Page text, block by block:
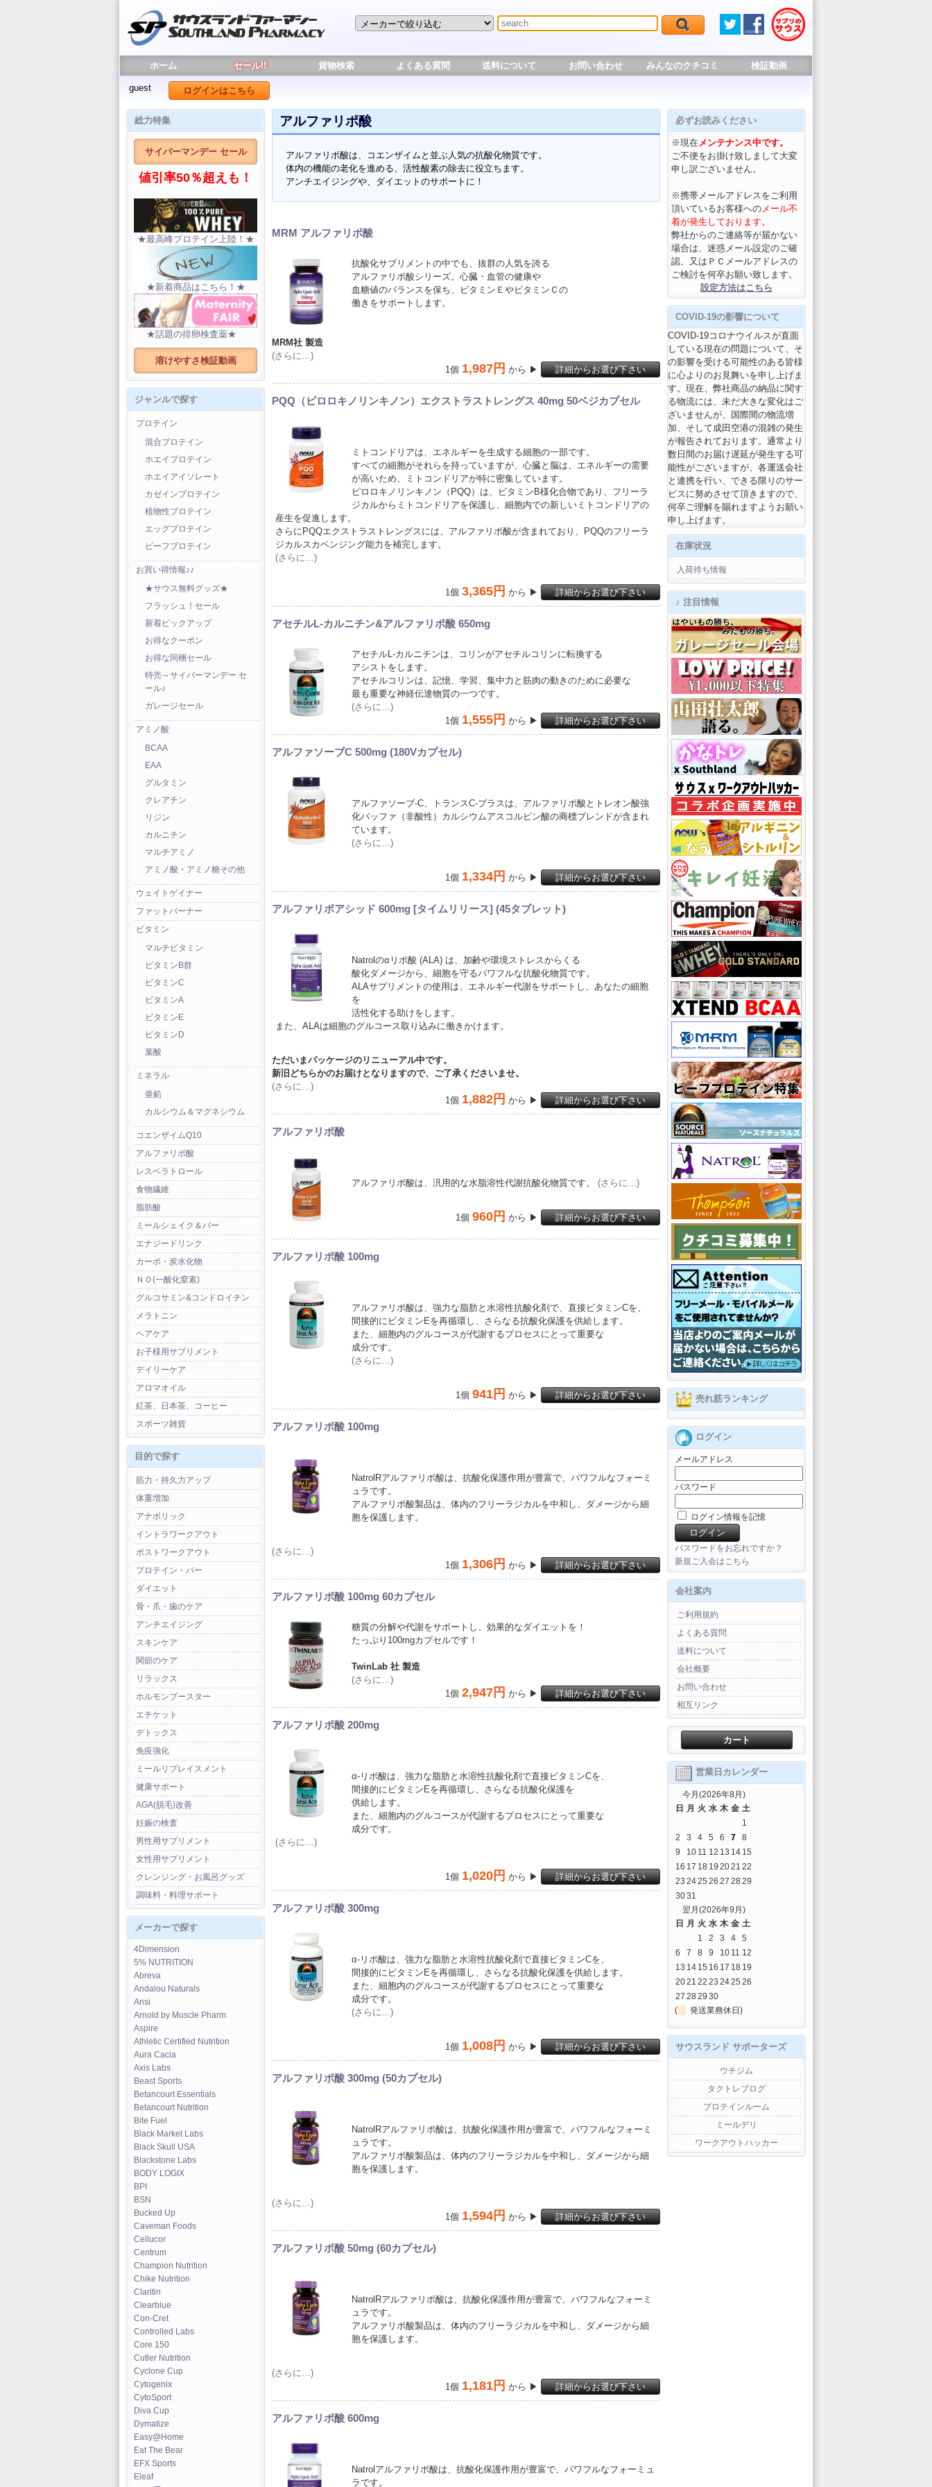
ホーム セール!! 貨物検索 よくある質問 送料について お問い合わせ みんなのクチコミ 検証動画
guest ログインはこちら
総力特集
サイバーマンデー セール
値引率50％超えも！
★最高峰プロテイン上陸！★
★新着商品はこちら！★
★話題の排卵検査薬★
溶けやすさ検証動画
ジャンルで探す
プロテイン
混合プロテイン
ホエイプロテイン
ホエイアイソレート
カゼインプロテイン
植物性プロテイン
エッグプロテイン
ビーフプロテイン
お買い得情報♪♪
★サウス無料グッズ★
フラッシュ！セール
新着ピックアップ
お得なクーポン
お得な同梱セール
特売～サイバーマンデー セ
ール♪
ガレージセール
アミノ酸
BCAA
EAA
グルタミン
クレアチン
リジン
カルニチン
マルチアミノ
アミノ酸・アミノ糖その他
ウェイトゲイナー
ファットバーナー
ビタミン
マルチビタミン
ビタミンB群
ビタミンC
ビタミンA
ビタミンE
ビタミンD
葉酸
ミネラル
亜鉛
カルシウム＆マグネシウム
コエンザイムQ10
アルファリポ酸
レスベラトロール
食物繊維
脂肪酸
ミールシェイク＆バー
エナジードリンク
カーボ・炭水化物
ＮＯ(一酸化窒素)
グルコサミン&コンドロイチン
メラトニン
ヘアケア
お子様用サプリメント
デイリーケア
アロマオイル
紅茶、日本茶、コーヒー
スポーツ雑貨
目的で探す
筋力・持久力アップ
体重増加
アナボリック
イントラワークアウト
ポストワークアウト
プロテイン・バー
ダイエット
骨・爪・歯のケア
アンチエイジング
スキンケア
関節のケア
リラックス
ホルモンブースター
エチケット
デトックス
免疫強化
ミールリプレイスメント
健康サポート
AGA(脱毛)改善
妊娠の検査
男性用サプリメント
女性用サプリメント
クレンジング・お風呂グッズ
調味料・料理サポート
メーカーで探す
4Dimension
5% NUTRITION
Abreva
Andalou Naturals
Ansi
Arnold by Muscle Pharm
Aspire
Athletic Certified Nutrition
Aura Cacia
Axis Labs
Beast Sports
Betancourt Essentials
Betancourt Nutrition
Bite Fuel
Black Market Labs
Black Skull USA
Blackstone Labs
BODY LOGIX
BPI
BSN
Bucked Up
Caveman Foods
Cellucor
Centrum
Champion Nutrition
Chike Nutrition
Claritin
Clearblue
Con-Cret
Controlled Labs
Core 150
Cutler Nutrition
Cyclone Cup
Cytogenix
CytoSport
Diva Cup
Dymatize
Easy@Home
Eat The Bear
EFX Sports
Eleaf
アルファリポ酸
アルファリポ酸は、コエンザイムと並ぶ人気の抗酸化物質です。
体内の機能の老化を進める、活性酸素の除去に役立ちます。
アンチエイジングや、ダイエットのサポートに！
MRM アルファリポ酸
抗酸化サプリメントの中でも、抜群の人気を誇る
アルファリポ酸シリーズ。心臓・血管の健康や
血糖値のバランスを保ち、ビタミンＥやビタミンＣの
働きをサポートします。
MRM社 製造
(さらに…)
1個 1,987円 から ▶ 詳細からお選び下さい
PQQ（ピロロキノリンキノン）エクストラストレングス 40mg 50ベジカプセル
ミトコンドリアは、エネルギーを生成する細胞の一部です。
すべての細胞がそれらを持っていますが、心臓と脳は、エネルギーの需要
が高いため、ミトコンドリアが特に密集しています。
ピロロキノリンキノン（PQQ）は、ビタミンB様化合物であり、フリーラ
ジカルからミトコンドリアを保護し、細胞内での新しいミトコンドリアの
産生を促進します。
さらにPQQエクストラストレングスには、アルファリポ酸が含まれており、PQQのフリーラ
ジカルスカベンジング能力を補完します。
(さらに…)
1個 3,365円 から ▶ 詳細からお選び下さい
アセチルL-カルニチン&アルファリポ酸 650mg
アセチルL-カルニチンは、コリンがアセチルコリンに転換する
アシストをします。
アセチルコリンは、記憶、学習、集中力と筋肉の動きのために必要な
最も重要な神経伝達物質の一つです。
(さらに…)
1個 1,555円 から ▶ 詳細からお選び下さい
アルファソーブC 500mg (180Vカプセル)
アルファソーブ-C、トランスC-プラスは、アルファリポ酸とトレオン酸強
化バッファ（非酸性）カルシウムアスコルビン酸の商標ブレンドが含まれ
ています。
(さらに…)
1個 1,334円 から ▶ 詳細からお選び下さい
アルファリポアシッド 600mg [タイムリリース] (45タブレット)
Natrolのαリポ酸 (ALA) は、加齢や環境ストレスからくる
酸化ダメージから、細胞を守るパワフルな抗酸化物質です。
ALAサプリメントの使用は、エネルギー代謝をサポートし、あなたの細胞
を
活性化する助けをします。
また、ALAは細胞のグルコース取り込みに働きかけます。
ただいまパッケージのリニューアル中です。
新旧どちらかのお届けとなりますので、ご了承くださいませ。
(さらに…)
1個 1,882円 から ▶ 詳細からお選び下さい
アルファリポ酸
アルファリポ酸は、汎用的な水脂溶性代謝抗酸化物質です。 (さらに…)
1個 960円 から ▶ 詳細からお選び下さい
アルファリポ酸 100mg
アルファリポ酸は、強力な脂肪と水溶性抗酸化剤で、直接ビタミンCを、
間接的にビタミンEを再循環し、さらなる抗酸化保護を供給します。
また、細胞内のグルコースが代謝するプロセスにとって重要な
成分です。
(さらに…)
1個 941円 から ▶ 詳細からお選び下さい
アルファリポ酸 100mg
NatrolRアルファリポ酸は、抗酸化保護作用が豊富で、パワフルなフォーミ
ュラです。
アルファリポ酸製品は、体内のフリーラジカルを中和し、ダメージから細
胞を保護します。
(さらに…)
1個 1,306円 から ▶ 詳細からお選び下さい
アルファリポ酸 100mg 60カプセル
糖質の分解や代謝をサポートし、効果的なダイエットを！
たっぷり100mgカプセルです！
TwinLab 社 製造
(さらに…)
1個 2,947円 から ▶ 詳細からお選び下さい
アルファリポ酸 200mg
α-リポ酸は、強力な脂肪と水溶性抗酸化剤で直接ビタミンCを、
間接的にビタミンEを再循環し、さらなる抗酸化保護を
供給します。
また、細胞内のグルコースが代謝するプロセスにとって重要な
成分です。
(さらに…)
1個 1,020円 から ▶ 詳細からお選び下さい
アルファリポ酸 300mg
α-リポ酸は、強力な脂肪と水溶性抗酸化剤で直接ビタミンCを、
間接的にビタミンEを再循環し、さらなる抗酸化保護を供給します。
また、細胞内のグルコースが代謝するプロセスにとって重要な
成分です。
(さらに…)
1個 1,008円 から ▶ 詳細からお選び下さい
アルファリポ酸 300mg (50カプセル)
NatrolRアルファリポ酸は、抗酸化保護作用が豊富で、パワフルなフォーミ
ュラです。
アルファリポ酸製品は、体内のフリーラジカルを中和し、ダメージから細
胞を保護します。
(さらに…)
1個 1,594円 から ▶ 詳細からお選び下さい
アルファリポ酸 50mg (60カプセル)
NatrolRアルファリポ酸は、抗酸化保護作用が豊富で、パワフルなフォーミ
ュラです。
アルファリポ酸製品は、体内のフリーラジカルを中和し、ダメージから細
胞を保護します。
(さらに…)
1個 1,181円 から ▶ 詳細からお選び下さい
アルファリポ酸 600mg
Natrolアルファリポ酸は、抗酸化保護作用が豊富で、パワフルなフォーミュ
ラです。
必ずお読みください
※現在メンテナンス中です。
ご不便をお掛け致しまして大変
申し訳ございません。
※携帯メールアドレスをご利用
頂いているお客様へのメール不
着が発生しております。
弊社からのご連絡等が届かない
場合は、迷惑メール設定のご確
認、又はＰＣメールアドレスの
ご検討を何卒お願い致します。
設定方法はこちら
COVID-19の影響について
COVID-19コロナウイルスが直面
している現在の問題について、そ
の影響を受ける可能性のある皆様
に心よりのお見舞いを申し上げま
す。現在、弊社商品の納品に関す
る物流には、未だ大きな変化はご
ざいませんが、国際間の物流増
加、そして成田空港の混雑の発生
が報告されております。通常より
数日間のお届け遅延が発生する可
能性がございますが、各運送会社
と連携を行い、できる限りのサー
ビスに努めさせて頂きますので、
何卒ご理解を賜れますようお願い
申し上げます。
在庫状況
入荷待ち情報
♪ 注目情報
売れ筋ランキング
ログイン
メールアドレス
パスワード
ログイン情報を記憶
パスワードをお忘れですか？
新規ご入会はこちら
会社案内
ご利用規約
よくある質問
送料について
会社概要
お問い合わせ
相互リンク
カート
営業日カレンダー
今月(2026年8月)
日 月 火 水 木 金 土
1
2
3 4 5 6 7
8
9
10 11 12 13 14 15
16 17 18 19 2021 22
23 2425 26 27 2829
3031
翌月(2026年9月)
日 月 火 水 木 金 土
1
2 3 4
5
6
7 8 9 10 11 12
13 14 15 16 17 18 19
2021 22 23 2425 26
27 2829 30
(
発送業務休日)
サウスランド サポーターズ
ウチジム
タクトレブログ
プロテインルーム
ミールデリ
ワークアウトハッカー